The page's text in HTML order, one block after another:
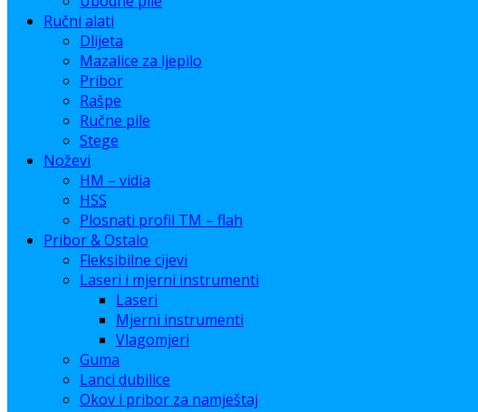
Ručni alati
Dlijeta
Mazalice za ljepilo
Pribor
Rašpe
Ručne pile
Stege
Noževi
HM – vidia
HSS
Plosnati profil TM – flah
Pribor & Ostalo
Fleksibilne cijevi
Laseri i mjerni instrumenti
Laseri
Mjerni instrumenti
Vlagomjeri
Guma
Lanci dubilice
Okov i pribor za namještaj